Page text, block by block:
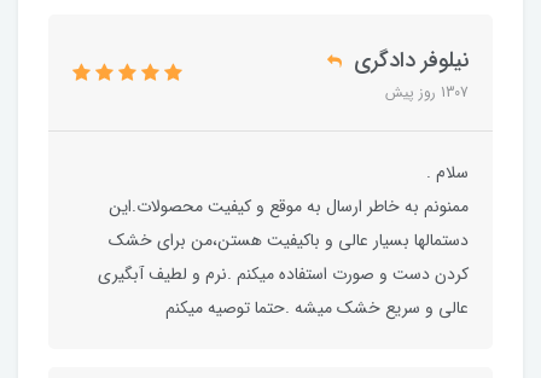
نیلوفر دادگری
1307 روز پیش
سلام .
ممنونم به خاطر ارسال به موقع و کیفیت محصولات.این
دستمالها بسیار عالی و باکیفیت هستن،من برای خشک
کردن دست و صورت استفاده میکنم .نرم و لطیف آبگیری
عالی و سریع خشک میشه .حتما توصیه میکنم